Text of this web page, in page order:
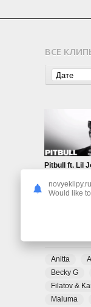
ВСЕ
Anitta
Becky G
Filatov &
Maluma
novyeklipy.ru
Would like